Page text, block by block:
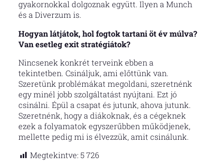
gyakornokkal dolgoznak együtt. Ilyen a Munch
és a Diverzum is.
Hogyan látjátok, hol fogtok tartani öt év múlva?
Van esetleg exit stratégiátok?
Nincsenek konkrét terveink ebben a
tekintetben. Csináljuk, ami előttünk van.
Szeretünk problémákat megoldani, szeretnénk
egy minél jobb szolgáltatást nyújtani. Ezt jó
csinálni. Épül a csapat és jutunk, ahova jutunk.
Szeretnénk, hogy a diákoknak, és a cégeknek
ezek a folyamatok egyszerűbben működjenek,
mellette pedig mi is élvezzük, amit csinálunk.
Megtekintve:5 726